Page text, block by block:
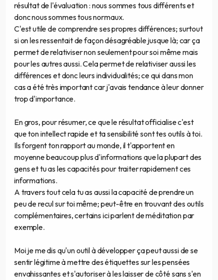
résultat de l'évaluation : nous sommes tous différents et
donc nous sommes tous normaux.
C'est utile de comprendre ses propres différences; surtout
si on les ressentait de façon désagréable jusque là; car ça
permet de relativiser non seulement pour soi même mais
pour les autres aussi. Cela permet de relativiser aussi les
différences et donc leurs individualités; ce qui dans mon
cas a été très important car j'avais tendance à leur donner
trop d'importance.
En gros, pour résumer, ce que le résultat officialise c'est
que ton intellect rapide et ta sensibilité sont tes outils à toi.
Ils forgent ton rapport au monde, il t'apportent en
moyenne beaucoup plus d'informations que la plupart des
gens et tu as les capacités pour traiter rapidement ces
informations.
A travers tout cela tu as aussi la capacité de prendre un
peu de recul sur toi même; peut-être en trouvant des outils
complémentaires, certains ici parlent de méditation par
exemple.
Moi je me dis qu'un outil à développer ça peut aussi de se
sentir légitime à mettre des étiquettes sur les pensées
envahissantes et s'autoriser à les laisser de côté sans s'en